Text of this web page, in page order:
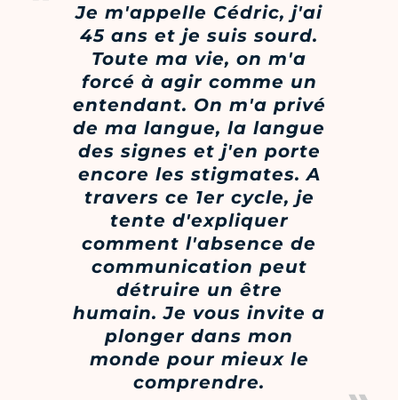
Je m'appelle Cédric, j'ai
45 ans et je suis sourd.
Toute ma vie, on m'a
forcé à agir comme un
entendant. On m'a privé
de ma langue, la langue
des signes et j'en porte
encore les stigmates. A
travers ce 1er cycle, je
tente d'expliquer
comment l'absence de
communication peut
détruire un être
humain. Je vous invite a
plonger dans mon
monde pour mieux le
comprendre.